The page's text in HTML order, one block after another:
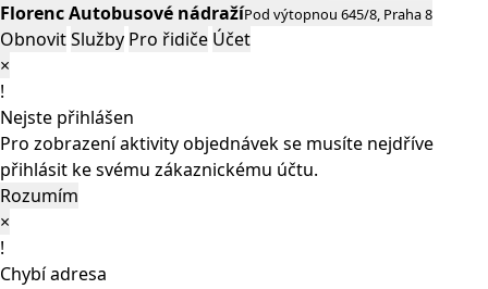
Florenc Autobusové nádražíPod výtopnou 645/8, Praha 8
ObnovitSlužby Pro řidiče Účet
×
!
Nejste přihlášen
Pro zobrazení aktivity objednávek se musíte nejdříve
přihlásit ke svému zákaznickému účtu.
Rozumím
×
!
Chybí adresa